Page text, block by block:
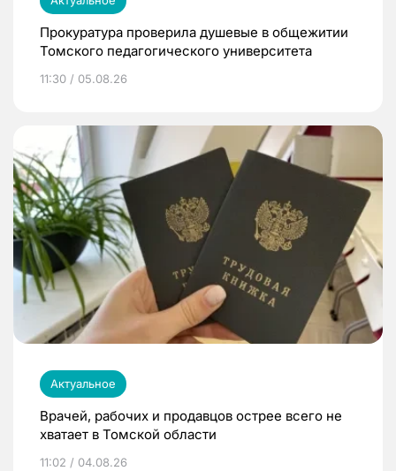
Прокуратура проверила душевые в общежитии
Томского педагогического университета
11:30 / 05.08.26
Актуальное
Врачей, рабочих и продавцов острее всего не
хватает в Томской области
11:02 / 04.08.26